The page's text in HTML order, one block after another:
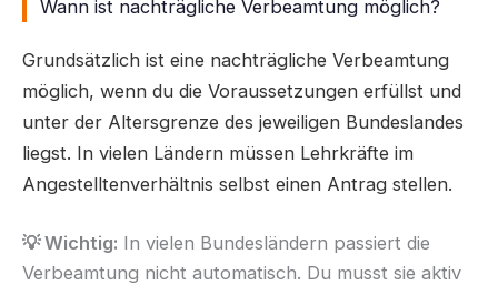
Wann ist nachträgliche Verbeamtung möglich?
Grundsätzlich ist eine nachträgliche Verbeamtung
möglich, wenn du die Voraussetzungen erfüllst und
unter der Altersgrenze des jeweiligen Bundeslandes
liegst. In vielen Ländern müssen Lehrkräfte im
Angestelltenverhältnis selbst einen Antrag stellen.
💡 Wichtig: In vielen Bundesländern passiert die
Verbeamtung nicht automatisch. Du musst sie aktiv